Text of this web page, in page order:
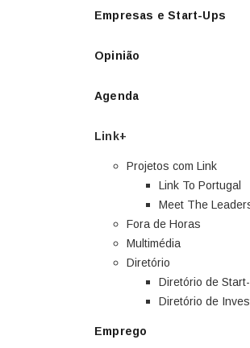
Empresas e Start-Ups
Opinião
Agenda
Link+
Projetos com Link
Link To Portugal
Meet The
Fora de Horas
Multimédia
Diretório
Diretório de
Diretório de
Emprego